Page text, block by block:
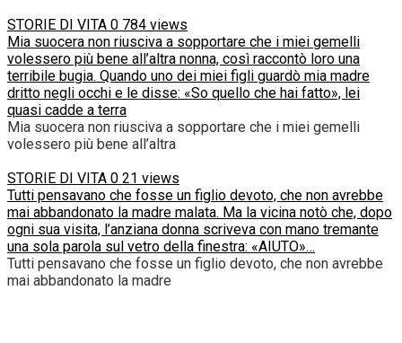
STORIE DI VITA 0 784 views
Mia suocera non riusciva a sopportare che i miei gemelli
volessero più bene all’altra nonna, così raccontò loro una
terribile bugia. Quando uno dei miei figli guardò mia madre
dritto negli occhi e le disse: «So quello che hai fatto», lei
quasi cadde a terra
Mia suocera non riusciva a sopportare che i miei gemelli
volessero più bene all’altra
STORIE DI VITA 0 21 views
Tutti pensavano che fosse un figlio devoto, che non avrebbe
mai abbandonato la madre malata. Ma la vicina notò che, dopo
ogni sua visita, l’anziana donna scriveva con mano tremante
una sola parola sul vetro della finestra: «AIUTO»…
Tutti pensavano che fosse un figlio devoto, che non avrebbe
mai abbandonato la madre